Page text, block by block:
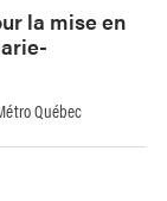
la mise en
Québec